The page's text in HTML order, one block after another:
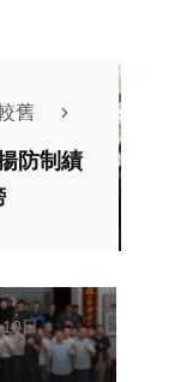
舊
防制績
退老將
日